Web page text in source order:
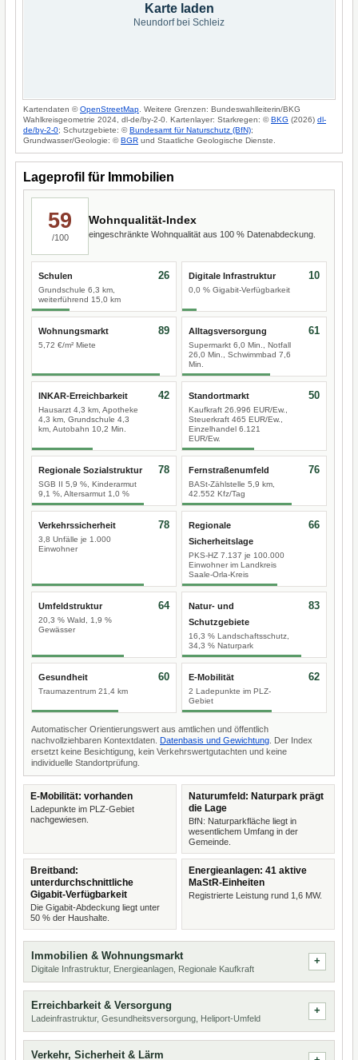
Karte laden
Neundorf bei Schleiz
Kartendaten ©OpenStreetMap . Weitere Grenzen: Bundeswahlleiterin/BKG
Wahlkreisgeometrie 2024, dl-de/by-2-0. Kartenlayer: Starkregen: ©BKG (2026) dl-
de/by-2-0; Schutzgebiete: ©Bundesamt für Naturschutz (BfN);
Grundwasser/Geologie: ©BGR und Staatliche Geologische Dienste.
Lageprofil für Immobilien
59
/100
Wohnqualität-Index
eingeschränkte Wohnqualität aus 100 % Datenabdeckung.
Schulen
Grundschule 6,3 km,
weiterführend 15,0 km
26 Digitale Infrastruktur
0,0 % Gigabit-Verfügbarkeit
10
Wohnungsmarkt
5,72 €/m² Miete
89 Alltagsversorgung
Supermarkt 6,0 Min., Notfall
26,0 Min., Schwimmbad 7,6
Min.
61
INKAR-Erreichbarkeit
Hausarzt 4,3 km, Apotheke
4,3 km, Grundschule 4,3
km, Autobahn 10,2 Min.
42 Standortmarkt
Kaufkraft 26.996 EUR/Ew.,
Steuerkraft 465 EUR/Ew.,
Einzelhandel 6.121
EUR/Ew.
50
Regionale Sozialstruktur
SGB II 5,9 %, Kinderarmut
9,1 %, Altersarmut 1,0 %
78 Fernstraßenumfeld
BASt-Zählstelle 5,9 km,
42.552 Kfz/Tag
76
Verkehrssicherheit
3,8 Unfälle je 1.000
Einwohner
78
Regionale
Sicherheitslage
PKS-HZ 7.137 je 100.000
Einwohner im Landkreis
Saale-Orla-Kreis
66
Umfeldstruktur
20,3 % Wald, 1,9 %
Gewässer
64
Natur- und
Schutzgebiete
16,3 % Landschaftsschutz,
34,3 % Naturpark
83
Gesundheit
Traumazentrum 21,4 km
60 E-Mobilität
2 Ladepunkte im PLZ-
Gebiet
62
Automatischer Orientierungswert aus amtlichen und öffentlich
nachvollziehbaren Kontextdaten. Datenbasis und Gewichtung . Der Index
ersetzt keine Besichtigung, kein Verkehrswertgutachten und keine
individuelle Standortprüfung.
E-Mobilität: vorhanden
Ladepunkte im PLZ-Gebiet
nachgewiesen.
Naturumfeld: Naturpark prägt
die Lage
BfN: Naturparkfläche liegt in
wesentlichem Umfang in der
Gemeinde.
Breitband:
unterdurchschnittliche
Gigabit-Verfügbarkeit
Die Gigabit-Abdeckung liegt unter
50 % der Haushalte.
Energieanlagen: 41 aktive
MaStR-Einheiten
Registrierte Leistung rund 1,6 MW.
Immobilien & Wohnungsmarkt
Digitale Infrastruktur, Energieanlagen, Regionale Kaufkraft
Erreichbarkeit & Versorgung
Ladeinfrastruktur, Gesundheitsversorgung, Heliport-Umfeld
Verkehr, Sicherheit & Lärm